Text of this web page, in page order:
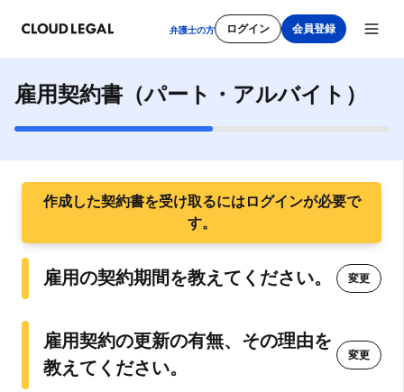
弁護士の方 ログイン 会員登録
雇用契約書（パート・アルバイト）
作成した契約書を受け取るにはログインが必要で
す。
雇用の契約期間を教えてください。 変更
雇用契約の更新の有無、その理由を
教えてください。
変更
新規会員登録
利用規約 をご確認ください。